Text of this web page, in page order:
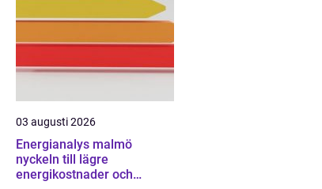
03 augusti 2026
Energianalys malmö
nyckeln till lägre
energikostnader och